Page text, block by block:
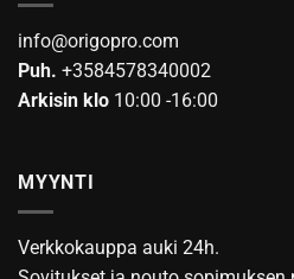
info@origopro.com
Puh. +3584578340002
Arkisin klo 10:00 -16:00
MYYNTI
Verkkokauppa auki 24h.